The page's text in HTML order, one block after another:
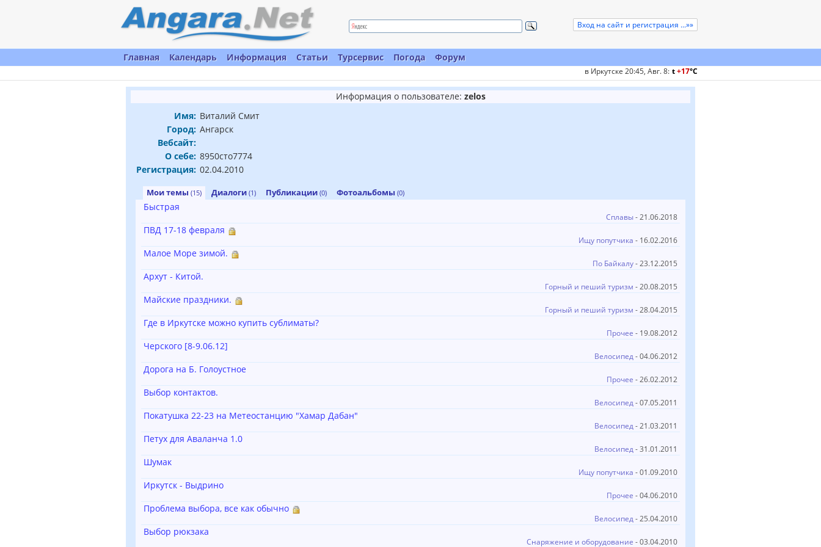
Вход на сайт и регистрация ...»»
Главная Календарь Информация Статьи Турсервис Погода Форум
в Иркутске 20:45, Авг. 8: t+17°C
Информация о пользователе: zelos
Имя: Виталий Смит
Город: Ангарск
Вебсайт:
О себе: 8950сто7774
Регистрация: 02.04.2010
Мои темы (15) Диалоги (1) Публикации (0) Фотоальбомы (0)
Быстрая
Сплавы- 21.06.2018
ПВД 17-18 февраля
Ищу попутчика - 16.02.2016
Малое Море зимой.
По Байкалу- 23.12.2015
Архут - Китой.
Горный и пеший туризм - 20.08.2015
Майские праздники.
Горный и пеший туризм - 28.04.2015
Где в Иркутске можно купить сублиматы?
Прочее - 19.08.2012
Черского [8-9.06.12]
Велосипед- 04.06.2012
Дорога на Б. Голоустное
Прочее - 26.02.2012
Выбор контактов.
Велосипед- 07.05.2011
Покатушка 22-23 на Метеостанцию "Хамар Дабан"
Велосипед- 21.03.2011
Петух для Аваланча 1.0
Велосипед- 31.01.2011
Шумак
Ищу попутчика - 01.09.2010
Иркутск - Выдрино
Прочее - 04.06.2010
Проблема выбора, все как обычно
Велосипед- 25.04.2010
Выбор рюкзака
Снаряжение и оборудование - 03.04.2010